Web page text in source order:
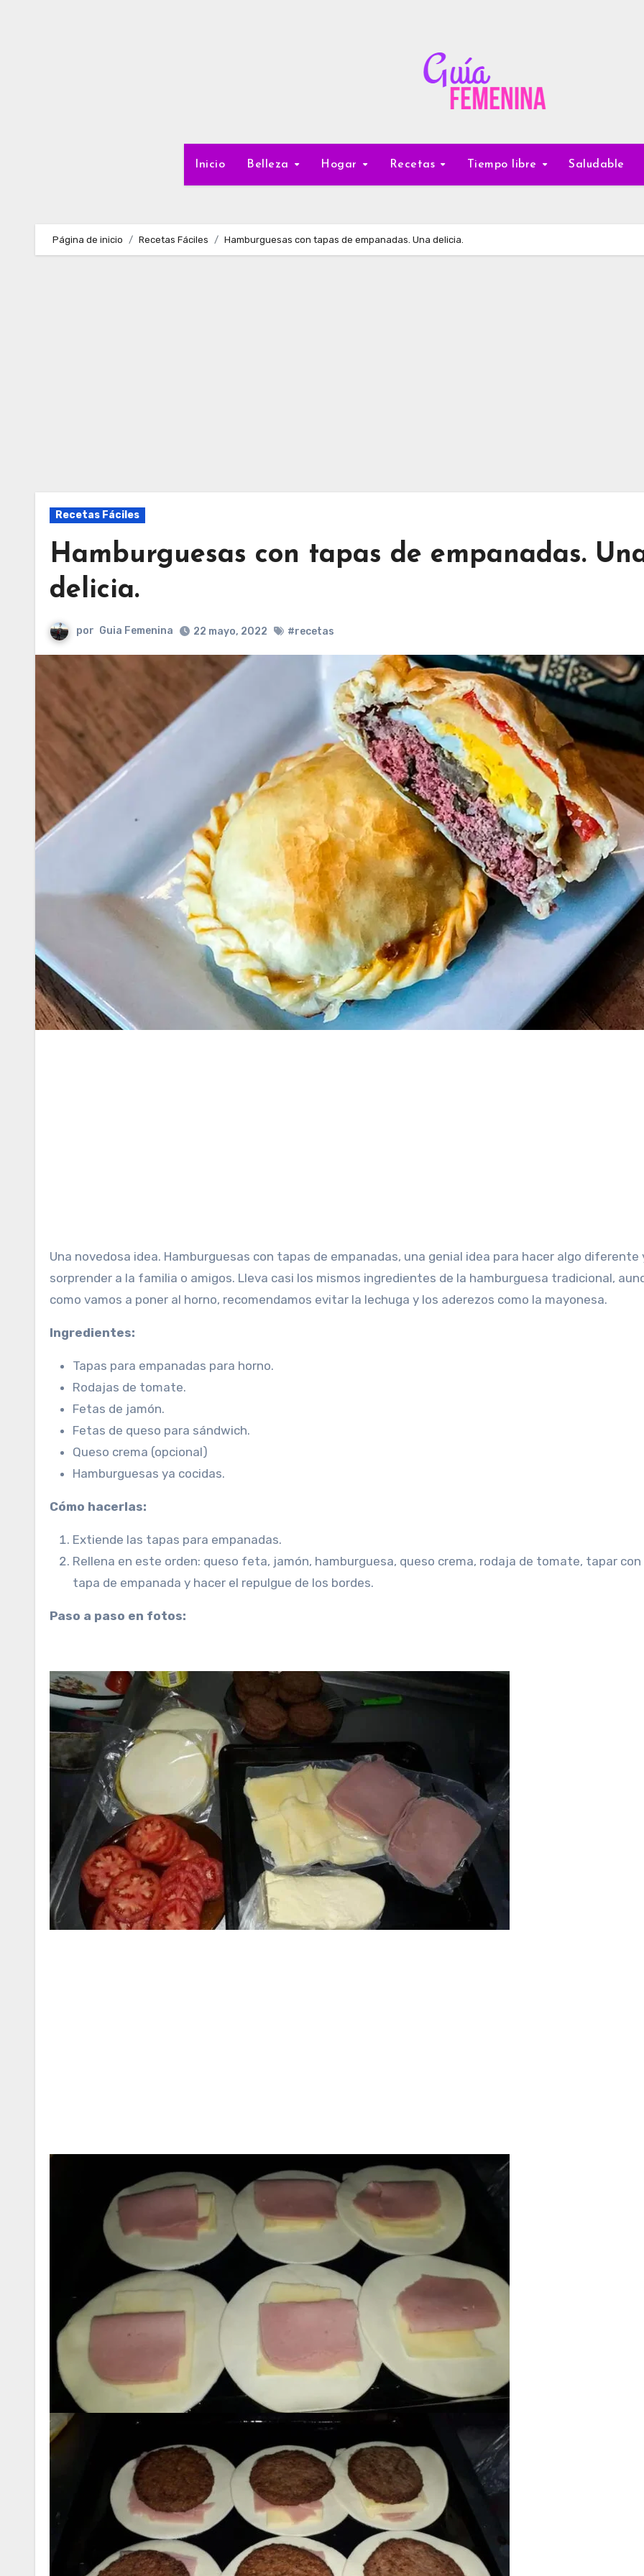
Inicio Belleza Hogar Recetas Tiempo libre Saludable
Página de inicio Recetas Fáciles Hamburguesas con tapas de empanadas. Una delicia.
Recetas Fáciles
Hamburguesas con tapas de empanadas.
delicia.
por Guia Femenina 22 mayo, 2022 #recetas
Una novedosa idea. Hamburguesas con tapas de empanadas, una genial idea para hacer algo diferente y
sorprender a la familia o amigos. Lleva casi los mismos ingredientes de la hamburguesa tradicional,
como vamos a poner al horno, recomendamos evitar la lechuga y los aderezos como la mayonesa.
Ingredientes:
Tapas para empanadas para horno.
Rodajas de tomate.
Fetas de jamón.
Fetas de queso para sándwich.
Queso crema (opcional)
Hamburguesas ya cocidas.
Cómo hacerlas:
Extiende las tapas para empanadas.
Rellena en este orden: queso feta, jamón, hamburguesa, queso crema, rodaja de tomate, tapar
tapa de empanada y hacer el repulgue de los bordes.
Paso a paso en fotos: